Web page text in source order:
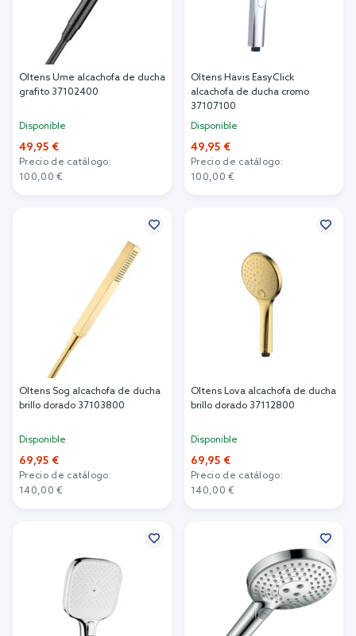
Oltens Ume alcachofa de ducha
grafito 37102400
Disponible
49,95 €
Precio de catálogo:
100,00 €
Oltens Havis EasyClick
alcachofa de ducha cromo
37107100
Disponible
49,95 €
Precio de catálogo:
100,00 €
Oltens Sog alcachofa de ducha
brillo dorado 37103800
Disponible
69,95 €
Precio de catálogo:
140,00 €
Oltens Lova alcachofa de ducha
brillo dorado 37112800
Disponible
69,95 €
Precio de catálogo:
140,00 €